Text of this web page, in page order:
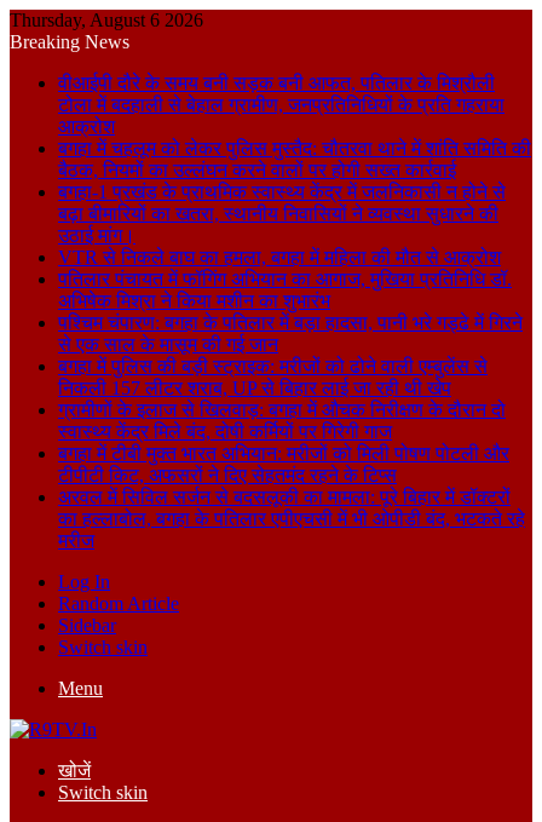
Thursday, August 6 2026
Breaking News
वीआईपी दौरे के समय बनी सड़क बनी आफत, पतिलार के मिश्रौली
टोला में बदहाली से बेहाल ग्रामीण, जनप्रतिनिधियों के प्रति गहराया
आक्रोश
बगहा में चहलूम को लेकर पुलिस मुस्तैद: चौतरवा थाने में शांति समिति की
बैठक, नियमों का उल्लंघन करने वालों पर होगी सख्त कार्रवाई
बगहा-1 प्रखंड के प्राथमिक स्वास्थ्य केंद्र में जलनिकासी न होने से
बढ़ा बीमारियों का खतरा, स्थानीय निवासियों ने व्यवस्था सुधारने की
उठाई मांग।
VTR से निकले बाघ का हमला, बगहा में महिला की मौत से आक्रोश
पतिलार पंचायत में फॉगिंग अभियान का आगाज, मुखिया प्रतिनिधि डॉ.
अभिषेक मिश्रा ने किया मशीन का शुभारंभ
पश्चिम चंपारण: बगहा के पतिलार में बड़ा हादसा, पानी भरे गड्ढे में गिरने
से एक साल के मासूम की गई जान
बगहा में पुलिस की बड़ी स्ट्राइक: मरीजों को ढोने वाली एम्बुलेंस से
निकली 157 लीटर शराब, UP से बिहार लाई जा रही थी खेप
ग्रामीणों के इलाज से खिलवाड़: बगहा में औचक निरीक्षण के दौरान दो
स्वास्थ्य केंद्र मिले बंद, दोषी कर्मियों पर गिरेगी गाज
बगहा में टीबी मुक्त भारत अभियान: मरीजों को मिली पोषण पोटली और
टीपीटी किट, अफसरों ने दिए सेहतमंद रहने के टिप्स
अरवल में सिविल सर्जन से बदसलूकी का मामला: पूरे बिहार में डॉक्टरों
का हल्लाबोल, बगहा के पतिलार एपीएचसी में भी ओपीडी बंद, भटकते रहे
मरीज
Log In
Random Article
Sidebar
Switch skin
Menu
खोजें
Switch skin